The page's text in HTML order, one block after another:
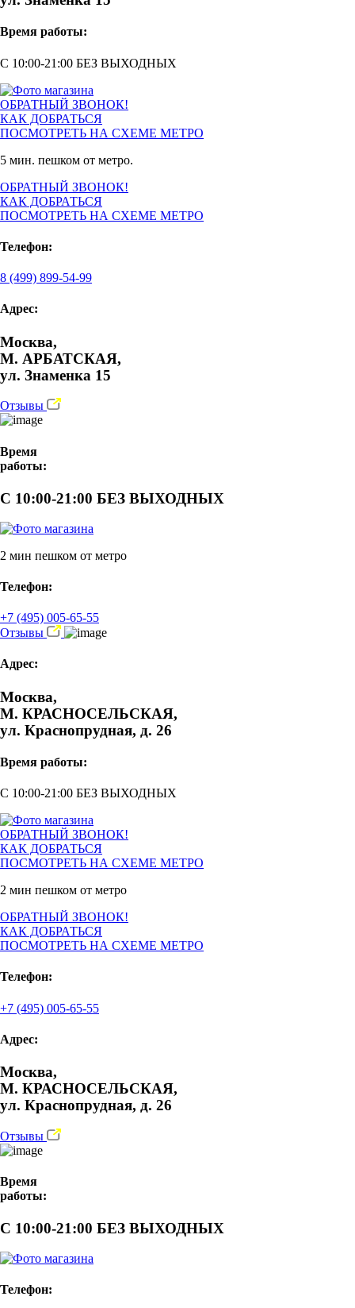
Время работы:
С 10:00-21:00 БЕЗ ВЫХОДНЫХ
ОБРАТНЫЙ ЗВОНОК!
КАК ДОБРАТЬСЯ
ПОСМОТРЕТЬ НА СХЕМЕ МЕТРО
5 мин. пешком от метро.
ОБРАТНЫЙ ЗВОНОК!
КАК ДОБРАТЬСЯ
ПОСМОТРЕТЬ НА СХЕМЕ МЕТРО
Телефон:
8 (499) 899-54-99
Адрес:
Москва,
М. АРБАТСКАЯ,
ул. Знаменка 15
Отзывы
Время
работы:
С 10:00-21:00 БЕЗ ВЫХОДНЫХ
2 мин пешком от метро
Телефон:
+7 (495) 005-65-55
Отзывы
Адрес:
Москва,
М. КРАСНОСЕЛЬСКАЯ,
ул. Краснопрудная, д. 26
Время работы:
С 10:00-21:00 БЕЗ ВЫХОДНЫХ
ОБРАТНЫЙ ЗВОНОК!
КАК ДОБРАТЬСЯ
ПОСМОТРЕТЬ НА СХЕМЕ МЕТРО
2 мин пешком от метро
ОБРАТНЫЙ ЗВОНОК!
КАК ДОБРАТЬСЯ
ПОСМОТРЕТЬ НА СХЕМЕ МЕТРО
Телефон:
+7 (495) 005-65-55
Адрес:
Москва,
М. КРАСНОСЕЛЬСКАЯ,
ул. Краснопрудная, д. 26
Отзывы
Время
работы:
С 10:00-21:00 БЕЗ ВЫХОДНЫХ
Телефон: